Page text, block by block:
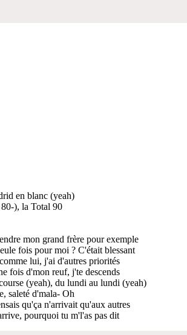
en blanc (yeah)
), la Total 90
mon grand frère pour exemple
fois pour moi ? C'était blessant
lui, j'ai d'autres priorités
fois d'mon reuf, j'te descends
(yeah), du lundi au lundi (yeah)
saleté d'mala- Oh
qu'ça n'arrivait qu'aux autres
pourquoi tu m'l'as pas dit